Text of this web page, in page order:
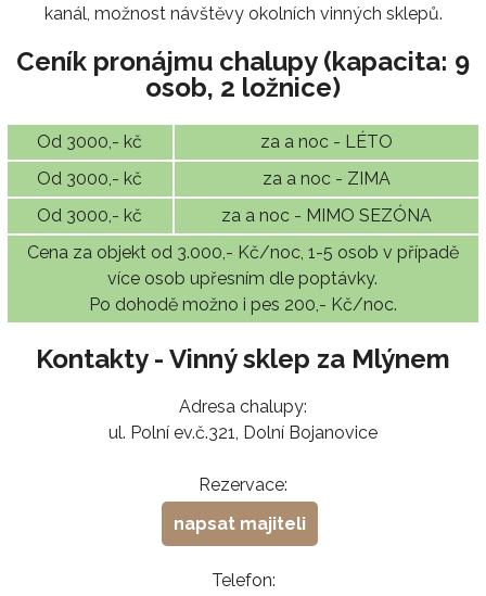
kanál, možnost návštěvy okolních vinných sklepů.
Ceník pronájmu chalupy (kapacita: 9
osob, 2 ložnice)
Od 3000,- kč
za a noc - LÉTO
Od 3000,- kč
za a noc - ZIMA
Od 3000,- kč
za a noc - MIMO SEZÓNA
Cena za objekt od 3.000,- Kč/noc, 1-5 osob v případě
více osob upřesním dle poptávky.
Po dohodě možno i pes 200,- Kč/noc.
Kontakty - Vinný sklep za Mlýnem
Adresa chalupy:
ul. Polní ev.č.321, Dolní Bojanovice
Rezervace:
napsat majiteli
Telefon: